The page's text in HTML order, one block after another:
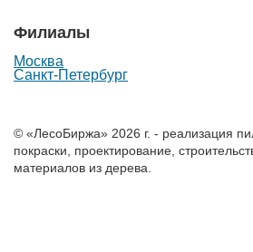
Филиалы
Москва
Санкт-Петербург
© «ЛесоБиржа» 2026 г. - реализация
покраски, проектирование,
материалов из дерева.